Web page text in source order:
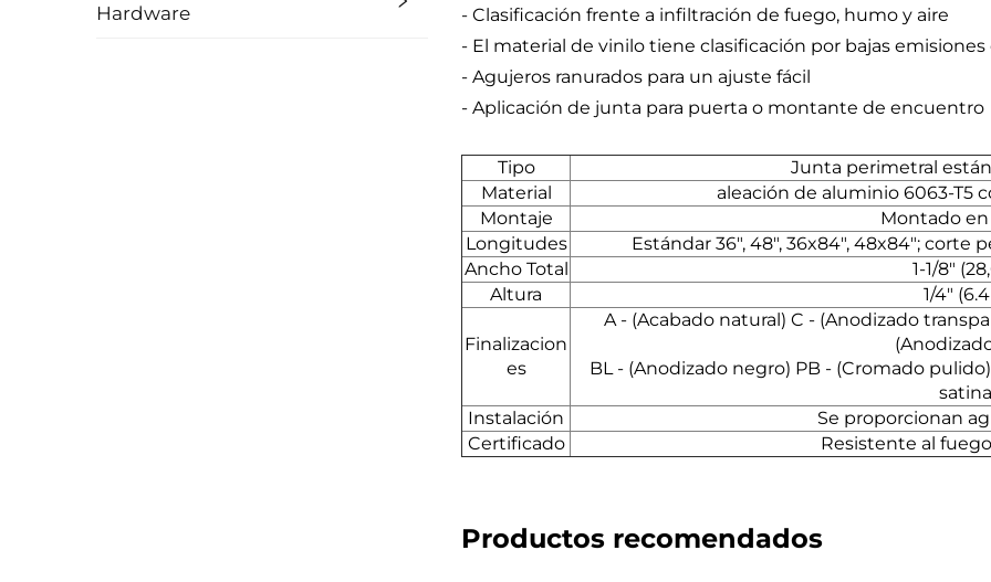
Hardware
- Clasificación frente a infiltración de fuego, humo y aire
- El material de vinilo tiene clasificación por bajas emisiones
- Agujeros ranurados para un ajuste fácil
- Aplicación de junta para puerta o montante de encuentro
Tipo
Junta perimetral
Material
aleación de aluminio 6063-T5
Montaje
Montado
Longitudes
Estándar 36", 48", 36x84", 48x84"; corte
Ancho Total
1-1/8"
Altura
1/4"
Finalizacion
es
A - (Acabado natural) C - (Anodizado
BL - (Anodizado negro) PB - (Cromado
Instalación
Se proporcionan
Certificado
Resistente al
Productos recomendados